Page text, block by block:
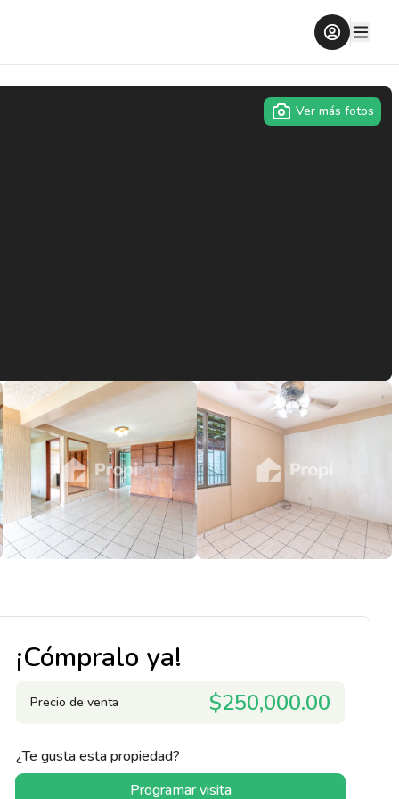
Ver más fotos
¡Cómpralo ya!
Precio de venta $250,000.00
¿Te gusta esta propiedad?
Programar visita